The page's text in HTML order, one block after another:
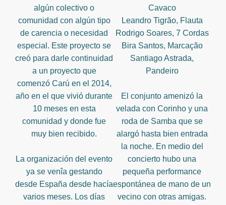
algún colectivo o
comunidad con algún tipo
de carencia o necesidad
especial. Este proyecto se
creó para darle continuidad
a un proyecto que
comenzó Carú en el 2014,
año en el que vivió durante
10 meses en esta
comunidad y donde fue
muy bien recibido.
La organización del evento
ya se venîa gestando
desde España desde hacía
varios meses. Los días
Cavaco
Leandro Tigrão, Flauta
Rodrigo Soares, 7 Cordas
Bira Santos, Marcação
Santiago Astrada,
Pandeiro
El conjunto amenizó la
velada con Corinho y una
roda de Samba que se
alargó hasta bien entrada
la noche. En medio del
concierto hubo una
pequeña performance
espontánea de mano de un
vecino con otras amigas.